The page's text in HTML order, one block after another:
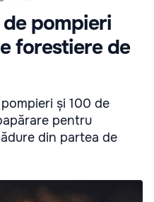
de pompieri
forestiere de
și 100 de
pentru
din partea de